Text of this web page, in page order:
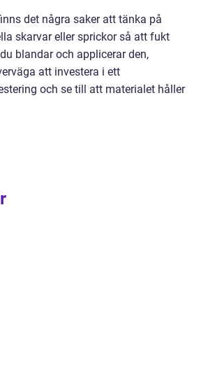
det några saker att tänka på
skarvar eller sprickor så att fukt
blandar och applicerar den,
att investera i ett
och se till att materialet håller